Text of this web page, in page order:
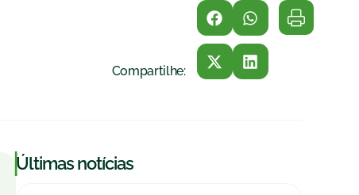
Compartilhe:
|Últimas notícias